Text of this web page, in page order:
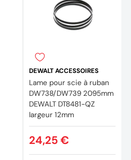
DEWALT ACCESSOIRES
Lame pour scie à ruban
DW738/DW739 2095mm
DEWALT DT8481-QZ
largeur 12mm
24,25 €